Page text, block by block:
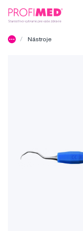
Nástroje